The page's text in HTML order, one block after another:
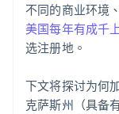
6. 科罗拉多州
7. 内华达州
9. 特拉华州
基础设施
人才储备
生活成本和运营
自动提交 83 (b)
全球顶尖水准的
合作伙伴专属
不同的商业环境
美国每年有成千
选注册地。
下文将探讨为何
克萨斯州（具备